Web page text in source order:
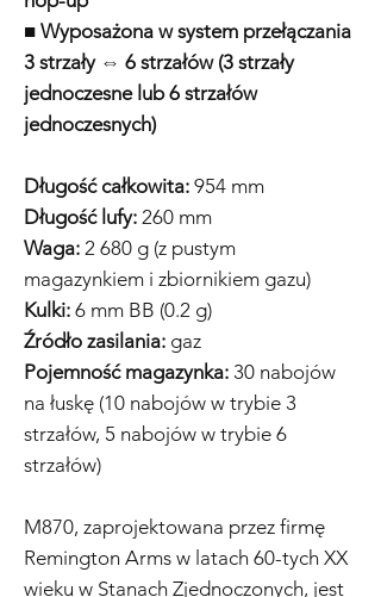
■ Wyposażona w system przełączania
3 strzały ⇔ 6 strzałów (3 strzały
jednoczesne lub 6 strzałów
jednoczesnych)
Długość całkowita: 954 mm
Długość lufy: 260 mm
Waga: 2 680 g (z pustym
magazynkiem i zbiornikiem gazu)
Kulki: 6 mm BB (0.2 g)
Źródło zasilania: gaz
Pojemność magazynka: 30 nabojów
na łuskę (10 nabojów w trybie 3
strzałów, 5 nabojów w trybie 6
strzałów)
M870, zaprojektowana przez firmę
Remington Arms w latach 60-tych XX
wieku w Stanach Zjednoczonych, jest